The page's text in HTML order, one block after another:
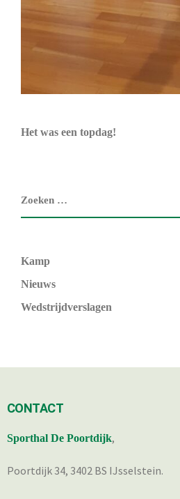
Het was een topdag!
Kamp
Nieuws
Wedstrijdverslagen
CONTACT
Sporthal De Poortdijk,
Poortdijk 34, 3402 BS IJsselstein.